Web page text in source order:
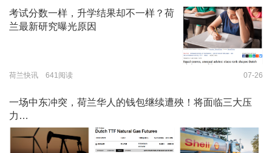
考试分数一样，升学结果却不一样？荷
兰最新研究曝光原因
荷兰快讯 641阅读 07-26
一场中东冲突，荷兰华人的钱包继续遭殃！将面临三大压
力…